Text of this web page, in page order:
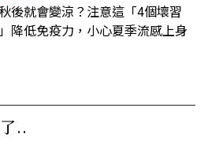
後就會變涼？注意這「4個壞習
降低免疫力，小心夏季流感上身
..